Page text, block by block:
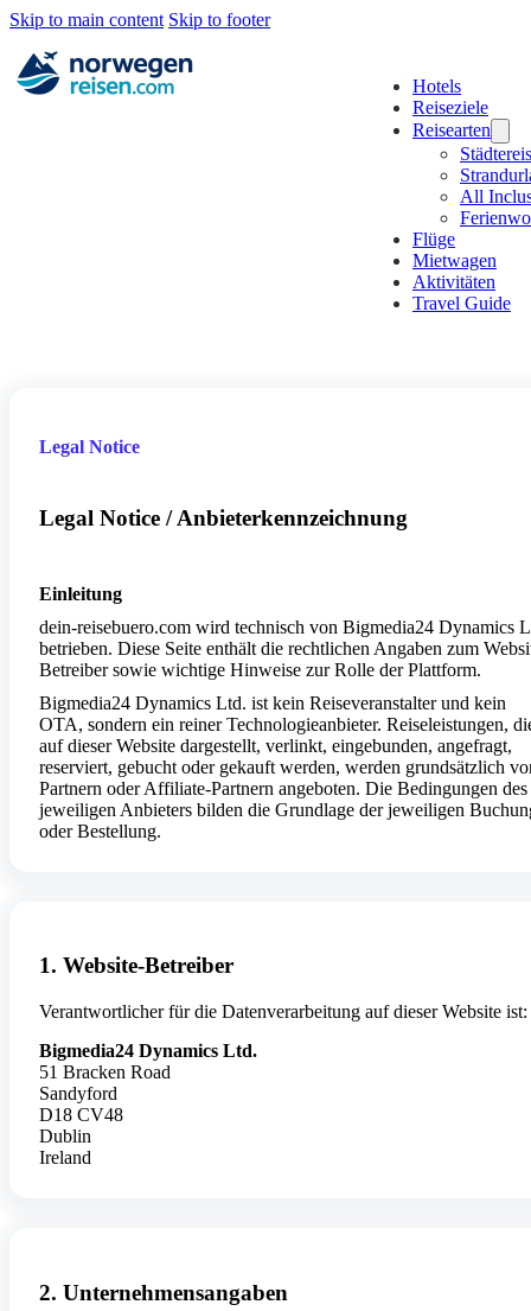
Skip to main content Skip to footer
Hotels
Reiseziele
Reisearten
All
Flüge
Mietwagen
Aktivitäten
Travel Guide
Legal Notice
Legal Notice / Anbieterkennzeichnung
Einleitung
dein-reisebuero.com wird technisch von Bigmedia24 Dynamics
betrieben. Diese Seite enthält die rechtlichen Angaben zum
Betreiber sowie wichtige Hinweise zur Rolle der Plattform.
Bigmedia24 Dynamics Ltd. ist kein Reiseveranstalter und kein
OTA, sondern ein reiner Technologieanbieter. Reiseleistungen,
auf dieser Website dargestellt, verlinkt, eingebunden, angefragt,
reserviert, gebucht oder gekauft werden, werden grundsätzlich
Partnern oder Affiliate-Partnern angeboten. Die Bedingungen des
jeweiligen Anbieters bilden die Grundlage der jeweiligen
oder Bestellung.
1. Website-Betreiber
Verantwortlicher für die Datenverarbeitung auf dieser Website ist:
Bigmedia24 Dynamics Ltd.
51 Bracken Road
Sandyford
D18 CV48
Dublin
Ireland
2. Unternehmensangaben